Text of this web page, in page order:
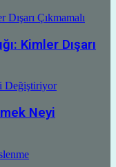
Çıkmamalı
Kimler Dışarı
Değiştiriyor
Neyi